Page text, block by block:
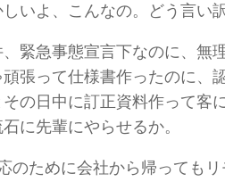
いよ、こんなの。どう言い
緊急事態宣言下なのに、無
張って仕様書作ったのに、
の日中に訂正資料作って客
に先輩にやらせるか。
のために会社から帰っても